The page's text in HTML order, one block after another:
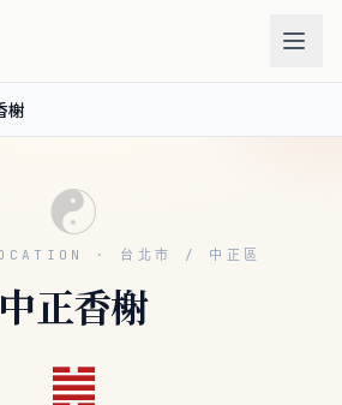
榭
☯
· 台北市 / 中正區
中正香榭
䷰